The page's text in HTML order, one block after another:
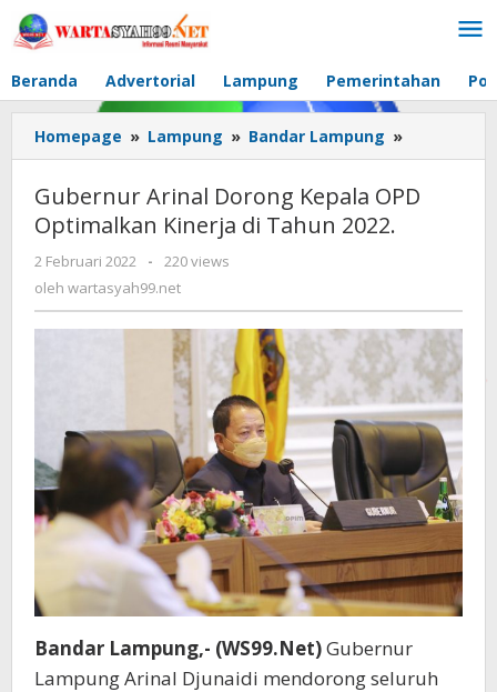
Lewati
ke
Beranda
Advertorial Lampung Pemerintahan
Homepage » Lampung » Bandar Lampung »
Arinal
Kepala
2022.
Gubernur Arinal Dorong Kepala OPD
Optimalkan Kinerja di Tahun 2022.
2 Februari 2022
oleh
wartasyah99.net
-
220 views
oleh wartasyah99.net
Bandar Lampung,- (WS99.Net)Gubernur
Lampung Arinal Djunaidi mendorong seluruh